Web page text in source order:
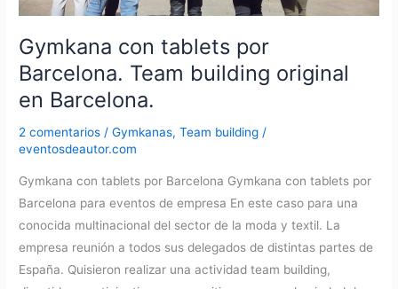
Gymkana con tablets por
Barcelona. Team building original
en Barcelona.
2 comentarios /Gymkanas,Team building /
eventosdeautor.com
Gymkana con tablets por Barcelona Gymkana con tablets por
Barcelona para eventos de empresa En este caso para una
conocida multinacional del sector de la moda y textil. La
empresa reunión a todos sus delegados de distintas partes de
España. Quisieron realizar una actividad team building,